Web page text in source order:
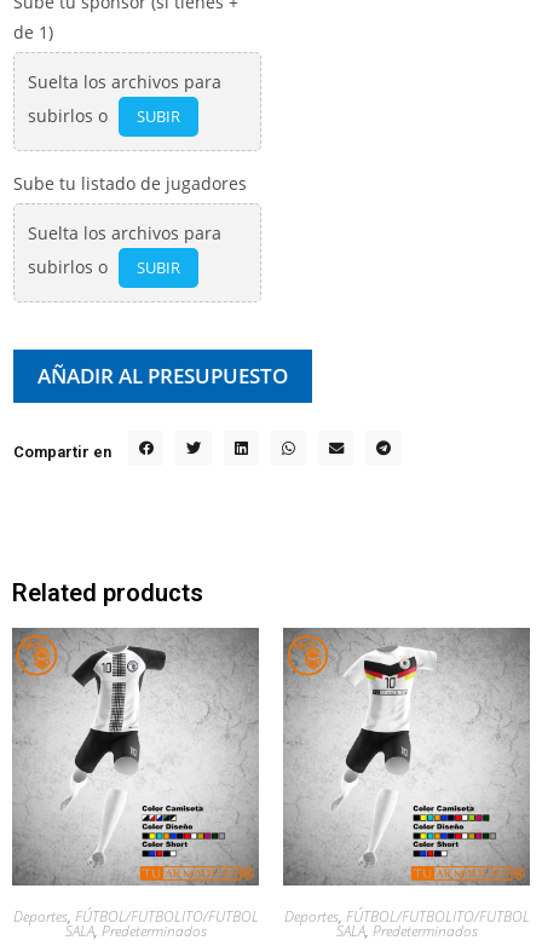
de 1)
Suelta los archivos para
subirlos o
SUBIR
Sube tu listado de jugadores
Suelta los archivos para
subirlos o
SUBIR
AÑADIR AL PRESUPUESTO
Compartir en
Related products
Deportes, FÚTBOL/FUTBOLITO/FUTBOL
SALA, Predeterminados
Deportes, FÚTBOL/FUTBOLITO/FUTBOL
SALA, Predeterminados